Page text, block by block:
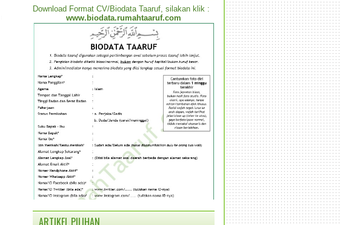
Download Format CV/Biodata Taaruf, silakan klik :
www.biodata.rumahtaaruf.com
ARTIKEL PILIHAN